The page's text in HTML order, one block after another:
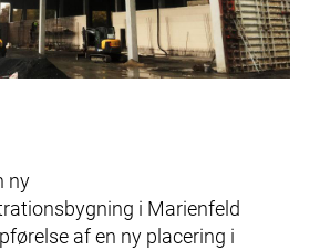
ny
i Marienfeld
af en ny placering i